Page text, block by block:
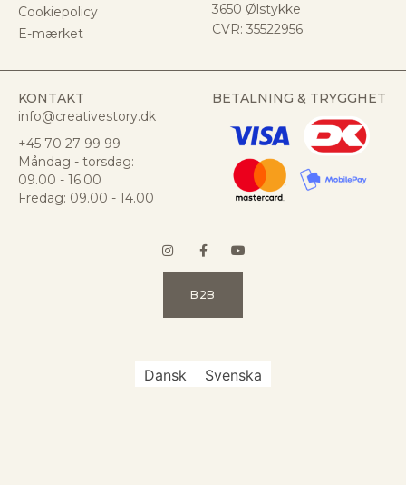
Cookiepolicy
E-mærket
3650 Ølstykke
CVR: 35522956
KONTAKT
info@creativestory.dk
+45 70 27 99 99
Måndag - torsdag:
09.00 - 16.00
Fredag: 09.00 - 14.00
BETALNING & TRYGGHET
B2B
Dansk Svenska